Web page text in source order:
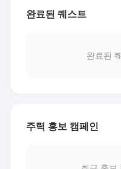
완료된 퀘스트
완료된
주력 홍보 캠페인